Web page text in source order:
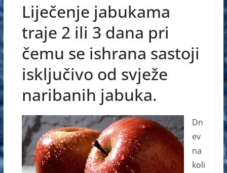
c
e
b
o
o
k
ss
e
n
g
er
at
s
A
p
p
er
Liječenje jabukama
traje 2 ili 3 dana pri
čemu se ishrana sastoji
isključivo od svježe
naribanih jabuka.
Dn
ev
na
koli